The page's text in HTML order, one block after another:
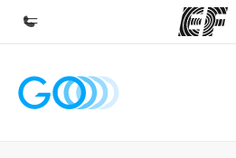
Hjem